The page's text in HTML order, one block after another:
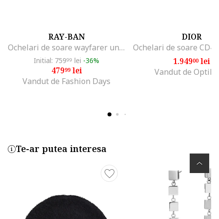
RAY-BAN
Ochelari de soare wayfarer unisex cu lentile uni, Maro inchis
Initial: 75999 lei -36%
47999lei
Vandut de Fashion Days
DIOR
1.94900lei
Vandut de
Te-ar putea interesa